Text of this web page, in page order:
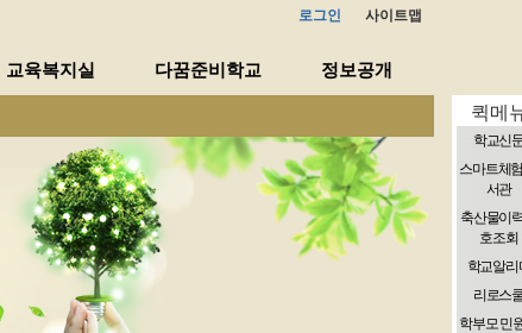
로그인 사이트맵
교육복지실 다꿈준비학교 정보공개
퀵메
학교신
스마트체
서관
축산물이
호조회
학교알리
리로스
학부모 민